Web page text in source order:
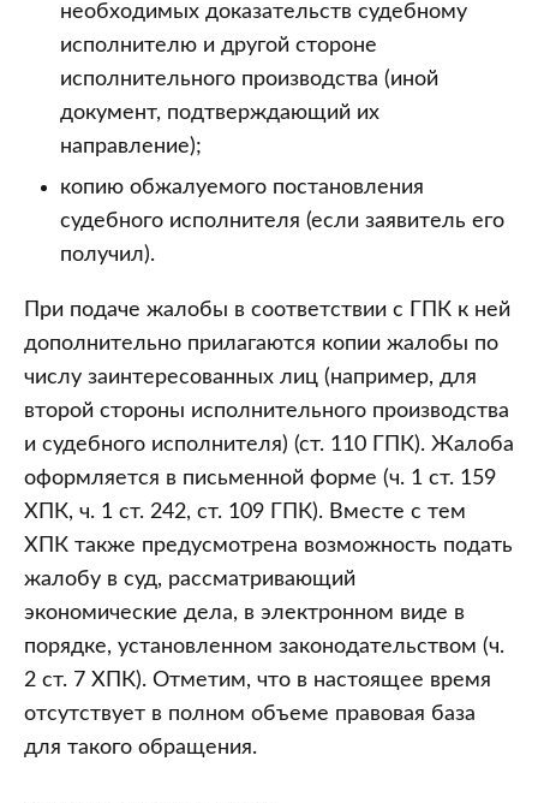
необходимых доказательств судебному
исполнителю и другой стороне
исполнительного производства (иной
документ, подтверждающий их
направление);
копию обжалуемого постановления
судебного исполнителя (если заявитель его
получил).
При подаче жалобы в соответствии с ГПК к ней
дополнительно прилагаются копии жалобы по
числу заинтересованных лиц (например, для
второй стороны исполнительного производства
и судебного исполнителя) (ст. 110 ГПК). Жалоба
оформляется в письменной форме (ч. 1 ст. 159
ХПК, ч. 1 ст. 242, ст. 109 ГПК). Вместе с тем
ХПК также предусмотрена возможность подать
жалобу в суд, рассматривающий
экономические дела, в электронном виде в
порядке, установленном законодательством (ч.
2 ст. 7 ХПК). Отметим, что в настоящее время
отсутствует в полном объеме правовая база
для такого обращения.